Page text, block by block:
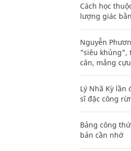
Cách học
lượng giác
Nguyễn
"siêu khủng",
cân, mắng
Lý Nhã Kỳ lần
sĩ đặc công
Bảng công
bản cần nhớ